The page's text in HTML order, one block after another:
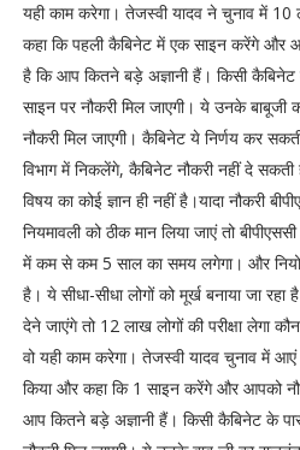
यही काम करेगा। तेजस्वी यादव ने चुनाव में 10
कहा कि पहली कैबिनेट में एक साइन करेंगे और
है कि आप कितने बड़े अज्ञानी हैं। किसी
साइन पर नौकरी मिल जाएगी। ये उनके बाबूजी
नौकरी मिल जाएगी। कैबिनेट ये निर्णय कर
विभाग में निकलेंगे, कैबिनेट नौकरी नहीं दे
विषय का कोई ज्ञान ही नहीं है।यादा नौकरी
नियमावली को ठीक मान लिया जाएं तो
में कम से कम 5 साल का समय लगेगा। और
है। ये सीधा-सीधा लोगों को मूर्ख बनाया जा
देने जाएंगे तो 12 लाख लोगों की परीक्षा लेगा
वो यही काम करेगा। तेजस्वी यादव चुनाव में
किया और कहा कि 1 साइन करेंगे और आपको
आप कितने बड़े अज्ञानी हैं। किसी कैबिनेट के